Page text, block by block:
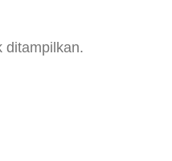
ditampilkan.